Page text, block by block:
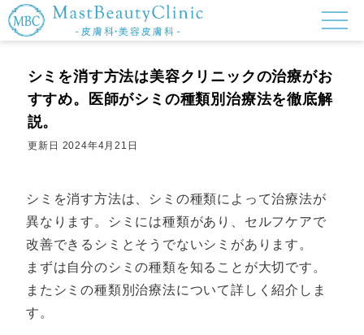
シミを消す方法は美容クリニックの治療がお
すすめ。医師がシミの種類別治療法を徹底解
説。
更新日 2024年4月21日
シミを消す方法は、シミの種類によって治療法が
異なります。シミには種類があり、セルフケアで
改善できるシミとそうでないシミがあります。
まずは自分のシミの種類を知ることが大切です。
またシミの種類別治療法について詳しく紹介しま
す。